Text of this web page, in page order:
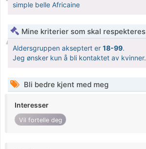
simple belle Africaine
Mine kriterier som skal respekteres
Aldersgruppen akseptert er 18-99.
Jeg ønsker kun å bli kontaktet av kvinner.
Bli bedre kjent med meg
Interesser
Vil fortelle deg